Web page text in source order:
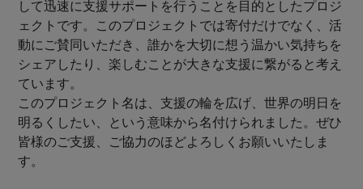
して迅速に支援サポートを行うことを目的としたプロジ
ェクトです。このプロジェクトでは寄付だけでなく、活
動にご賛同いただき、誰かを大切に想う温かい気持ちを
シェアしたり、楽しむことが大きな支援に繋がると考え
ています。
このプロジェクト名は、支援の輪を広げ、世界の明日を
明るくしたい、という意味から名付けられました。ぜひ
皆様のご支援、ご協力のほどよろしくお願いいたしま
す。